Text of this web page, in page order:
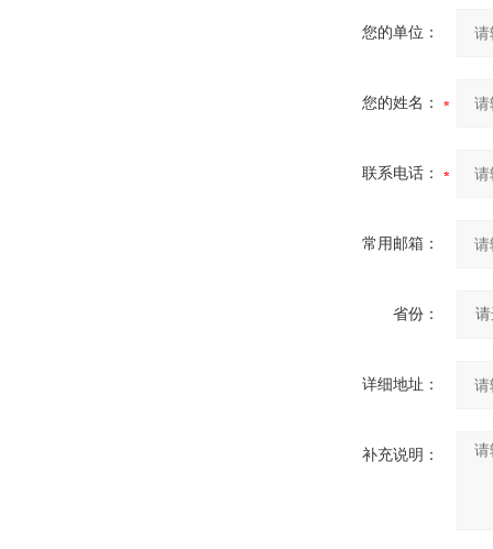
您的单位：
您的姓名：
联系电话：
常用邮箱：
省份：
详细地址：
补充说明：